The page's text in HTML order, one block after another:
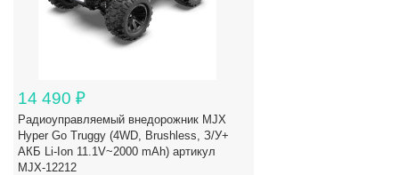
14 490 ₽
Радиоуправляемый внедорожник MJX
Hyper Go Truggy (4WD, Brushless, З/У+
АКБ Li-Ion 11.1V~2000 mAh) артикул
MJX-12212